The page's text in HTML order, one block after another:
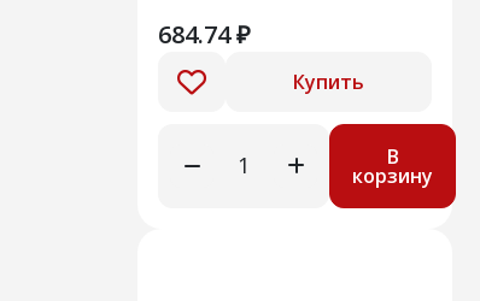
684.74 ₽
Купить
В
корзину